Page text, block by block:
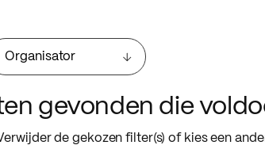
Organisator
gevonden die
de gekozen filter(s) of kies een